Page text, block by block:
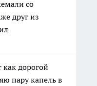
со
друг из
как дорогой
пару капель в